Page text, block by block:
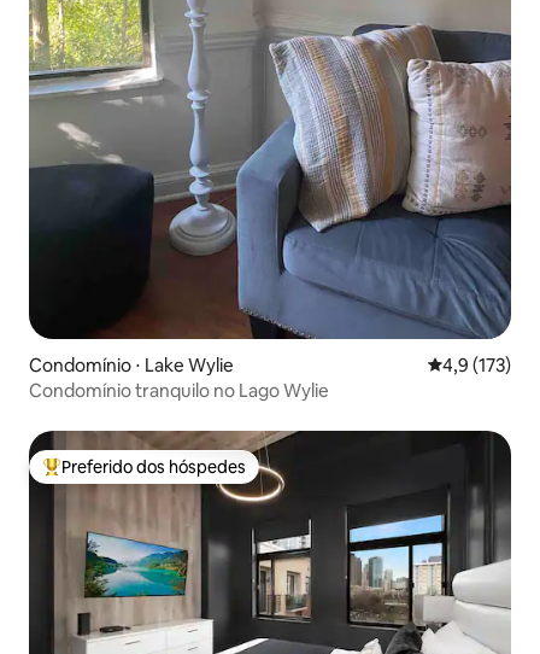
Condomínio ⋅ Lake Wylie 4,9 de uma
4,9 (173)
Condomínio tranquilo no Lago Wylie
Entre os melhores preferidos dos hóspedes
Preferido dos hóspedes